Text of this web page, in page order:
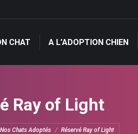
CHAT A L’ADOPTION CHIEN
Ray of Light
Nos Chats Adoptés Réservé Ray of Light